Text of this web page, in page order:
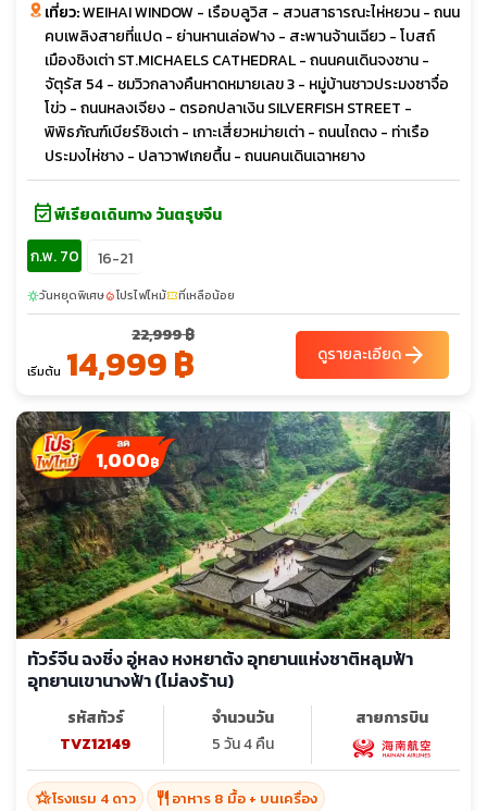
เที่ยว:WEIHAI WINDOW - เรือบลูวิส - สวนสาธารณะไห่หยวน - ถนน
คบเพลิงสายที่แปด - ย่านหานเล่อฟาง - สะพานจ้านเฉียว - โบสถ์
เมืองชิงเต่า ST.MICHAELS CATHEDRAL - ถนนคนเดินจงซาน -
จัตุรัส 54 - ชมวิวกลางคืนหาดหมายเลข 3 - หมู่บ้านชาวประมงซาจื่อ
โข่ว - ถนนหลงเจียง - ตรอกปลาเงิน SILVERFISH STREET -
พิพิธภัณฑ์เบียร์ชิงเต่า - เกาะเสี่ยวหม่ายเต่า - ถนนไถตง - ท่าเรือ
ประมงไห่ชาง - ปลาวาฬเกยตื้น - ถนนคนเดินเฉาหยาง
event_availableพีเรียดเดินทาง วันตรุษจีน
ก.พ. 70
16-21
sunnyวันหยุดพิเศษlocal_fire_departmentโปรไฟไหม้confirmation_numberที่เหลือน้อย
เริ่มต้น
22,999 ฿
14,999 ฿ ดูรายละเอียดarrow_forward
1,000฿
ทัวร์จีน ฉงชิ่ง อู่หลง หงหยาต้ง อุทยานแห่งชาติหลุมฟ้า
อุทยานเขานางฟ้า (ไม่ลงร้าน)
รหัสทัวร์
TVZ12149
จำนวนวัน
5 วัน 4 คืน
สายการบิน
hotel_classโรงแรม 4 ดาว restaurant อาหาร 8 มื้อ + บนเครื่อง